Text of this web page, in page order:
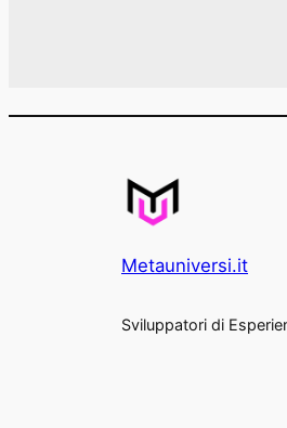
Metauniversi.it
Sviluppatori di